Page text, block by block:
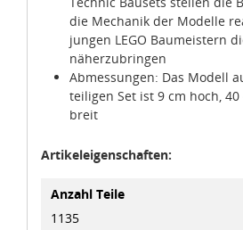
die Mechanik der Modelle
jungen LEGO Baumeistern
näherzubringen
Abmessungen: Das Modell
teiligen Set ist 9 cm hoch,
breit
Artikeleigenschaften:
Anzahl Teile
1135